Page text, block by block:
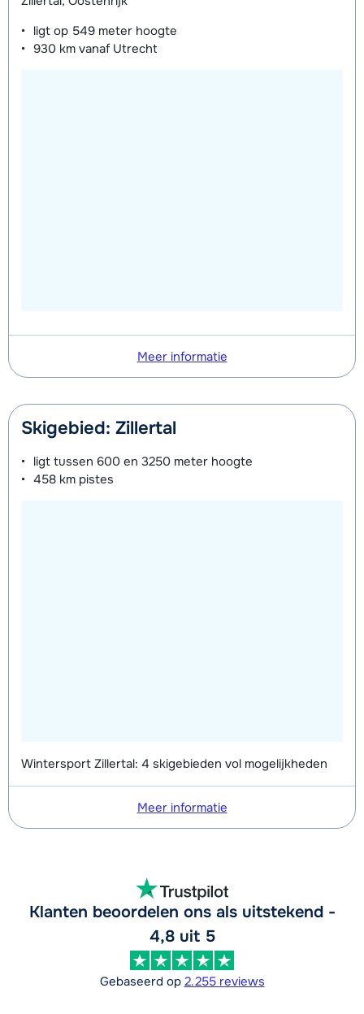
ligt op 549 meter hoogte
930 km vanaf Utrecht
Meer informatie
Skigebied: Zillertal
ligt tussen 600 en 3250 meter hoogte
458 km pistes
Wintersport Zillertal: 4 skigebieden vol mogelijkheden
Meer informatie
Klanten beoordelen ons als uitstekend -
4,8 uit 5
Gebaseerd op 2.255 reviews